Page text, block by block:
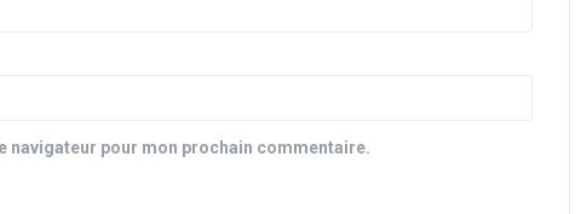
navigateur pour mon prochain commentaire.